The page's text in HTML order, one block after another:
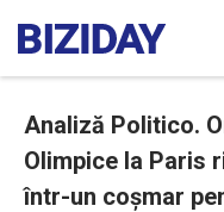
Analiză Politico.
Olimpice la Paris
într-un coșmar